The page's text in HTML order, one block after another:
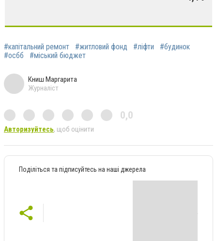
#капітальний ремонт #житловий фонд #ліфти
#будинок
#осбб
#міський бюджет
Книш Маргарита
Журналіст
0,0
Авторизуйтесь, щоб оцінити
Поділіться та підписуйтесь на наші джерела